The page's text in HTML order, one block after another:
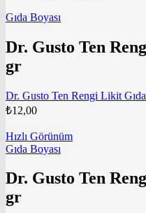
Gıda Boyası
Dr. Gusto Ten
gr
Dr. Gusto Ten Rengi Likit
₺12,00
Hızlı Görünüm
Gıda Boyası
Dr. Gusto Ten
gr